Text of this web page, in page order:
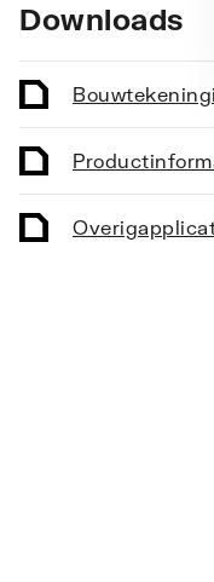
Downloads
Bouwtekening
Overig